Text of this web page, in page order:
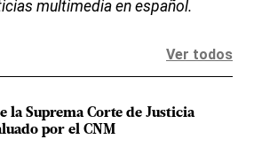
multimedia en español.
Ver todos
la Suprema Corte de Justicia
por el CNM